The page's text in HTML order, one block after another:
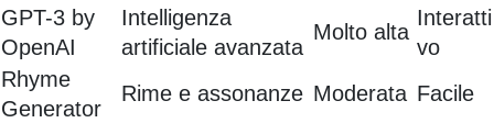
GPT-3 by
OpenAI
Intelligenza
artificiale avanzata
Molto alta
Interatti
vo
Rhyme
Generator
Rime e assonanze Moderata Facile